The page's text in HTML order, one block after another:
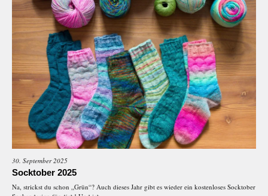
30. September 2025
Socktober 2025
Na, strickst du schon „Grün“? Auch dieses Jahr gibt es wieder ein kostenloses Socktober